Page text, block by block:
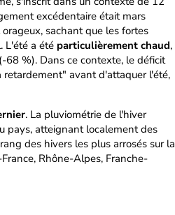
excédentaire était mars
sachant que les fortes
L'été a été particulièrement chaud,
(-68 %). Dans ce contexte, le déficit
retardement" avant d'attaquer l'été,
. La pluviométrie de l'hiver
pays, atteignant localement des
des hivers les plus arrosés sur la
Rhône-Alpes, Franche-